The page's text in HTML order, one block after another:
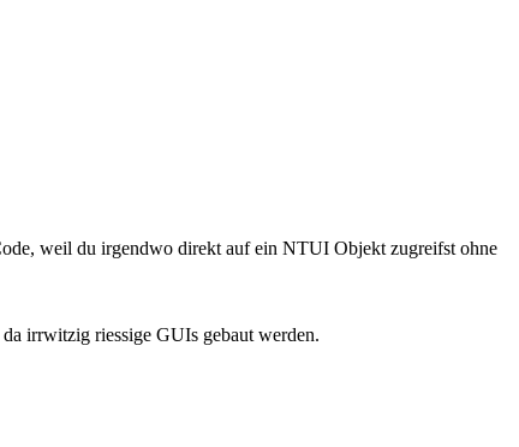
weil du irgendwo direkt auf ein NTUI Objekt zugreifst ohne
irrwitzig riessige GUIs gebaut werden.